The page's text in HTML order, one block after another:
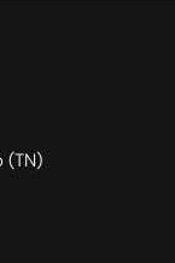
(TN)